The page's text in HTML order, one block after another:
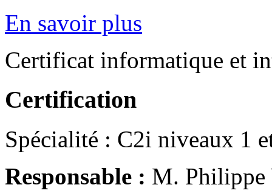
En savoir plus
Certificat informatique et
Certification
Spécialité : C2i niveaux 1
Responsable : M.